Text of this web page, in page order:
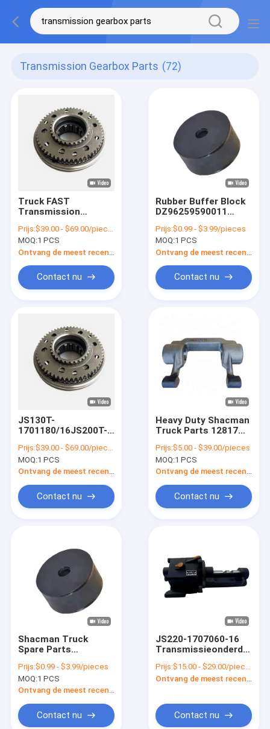
Transmission Gearbox Parts (72)
Truck FAST
Transmission
JS130T-
1701180/16JS200T-
1701175 3e/4e
synchroniseren
Prijs:$39.00 - $69.00/pieces
MOQ:1 PCS
Contact nu
Rubber Buffer Block
DZ96259590011
versnellingsbak
Onderdelen Shacman
Truck Spare Parts
Prijs:$0.99 - $3.99/pieces
MOQ:1 PCS
Contact nu
JS130T-
1701180/16JS200T-
synchronisator voor
Shacman FAST
versnellingsbak
Prijs:$39.00 - $69.00/pieces
MOQ:1 PCS
Contact nu
Heavy Duty Shacman
Truck Parts 12817
Schakelvork IJzeren
materialen
Prijs:$5.00 - $39.00/pieces
MOQ:1 PCS
Contact nu
Shacman Truck
Spare Parts
Rubber Buffer Block
Voor Transmission
Gearbox
Prijs:$0.99 - $3.99/pieces
MOQ:1 PCS
Ontvang de meest recente Prijs
Contact nu
JS220-1707060-16
Transmissieonderdelen
Shacman
versnellingsbak
Prijs:$15.00 - $29.00/pieces
Contact nu